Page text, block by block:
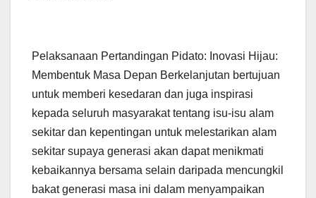
Pelaksanaan Pertandingan Pidato: Inovasi Hijau:
Membentuk Masa Depan Berkelanjutan bertujuan
untuk memberi kesedaran dan juga inspirasi
kepada seluruh masyarakat tentang isu-isu alam
sekitar dan kepentingan untuk melestarikan alam
sekitar supaya generasi akan dapat menikmati
kebaikannya bersama selain daripada mencungkil
bakat generasi masa ini dalam menyampaikan